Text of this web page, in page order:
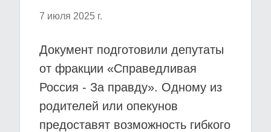
7 июля 2025 г.
Документ подготовили депутаты
от фракции «Справедливая
Россия - За правду». Одному из
родителей или опекунов
предоставят возможность гибкого